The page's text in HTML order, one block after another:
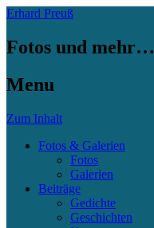
Erhard Preuß
Fotos und mehr…
Menu
Zum Inhalt
Fotos & Galerien
Fotos
Galerien
Beiträge
Gedichte
Geschichten